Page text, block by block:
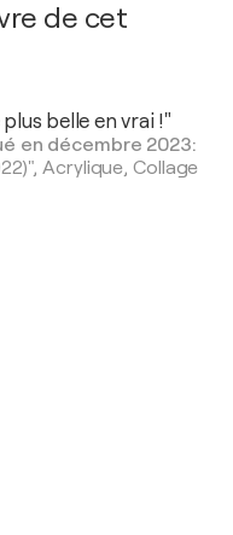
de cet
belle en vrai !"
en décembre 2023:
Acrylique, Collage